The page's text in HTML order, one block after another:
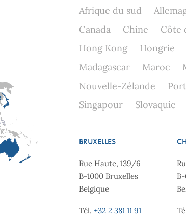
Afrique du sud
Canada
Chine Côte
Hong Kong
Hongrie
Madagascar
Maroc
Nouvelle-Zélande
Singapour
Slovaquie
BRUXELLES
Rue Haute, 139/6
B-1000 Bruxelles
Belgique
Tél. +32 2 381 11 91